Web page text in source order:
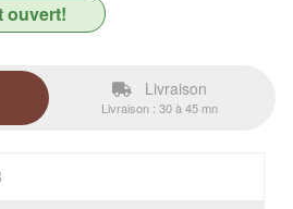
ouvert!
Livraison
Livraison : 30 à 45 mn